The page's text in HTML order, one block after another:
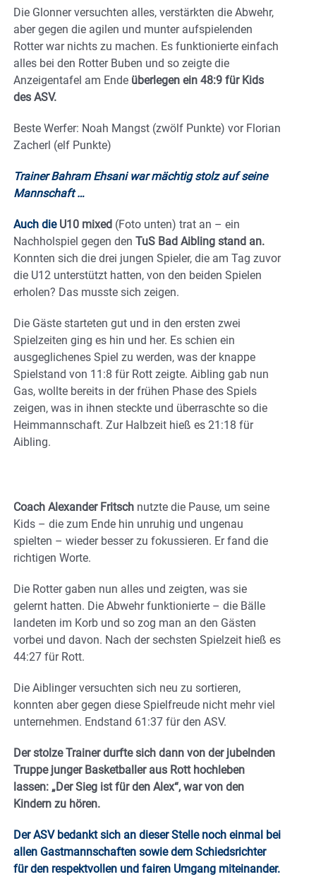
Die Glonner versuchten alles, verstärkten die Abwehr,
aber gegen die agilen und munter aufspielenden
Rotter war nichts zu machen. Es funktionierte einfach
alles bei den Rotter Buben und so zeigte die
Anzeigentafel am Ende überlegen ein 48:9 für Kids
des ASV.
Beste Werfer: Noah Mangst (zwölf Punkte) vor Florian
Zacherl (elf Punkte)
Trainer Bahram Ehsani war mächtig stolz auf seine
Mannschaft …
Auch die U10 mixed (Foto unten) trat an – ein
Nachholspiel gegen den TuS Bad Aibling stand an.
Konnten sich die drei jungen Spieler, die am Tag zuvor
die U12 unterstützt hatten, von den beiden Spielen
erholen? Das musste sich zeigen.
Die Gäste starteten gut und in den ersten zwei
Spielzeiten ging es hin und her. Es schien ein
ausgeglichenes Spiel zu werden, was der knappe
Spielstand von 11:8 für Rott zeigte. Aibling gab nun
Gas, wollte bereits in der frühen Phase des Spiels
zeigen, was in ihnen steckte und überraschte so die
Heimmannschaft. Zur Halbzeit hieß es 21:18 für
Aibling.
Coach Alexander Fritsch nutzte die Pause, um seine
Kids – die zum Ende hin unruhig und ungenau
spielten – wieder besser zu fokussieren. Er fand die
richtigen Worte.
Die Rotter gaben nun alles und zeigten, was sie
gelernt hatten. Die Abwehr funktionierte – die Bälle
landeten im Korb und so zog man an den Gästen
vorbei und davon. Nach der sechsten Spielzeit hieß es
44:27 für Rott.
Die Aiblinger versuchten sich neu zu sortieren,
konnten aber gegen diese Spielfreude nicht mehr viel
unternehmen. Endstand 61:37 für den ASV.
Der stolze Trainer durfte sich dann von der jubelnden
Truppe junger Basketballer aus Rott hochleben
lassen: „Der Sieg ist für den Alex“, war von den
Kindern zu hören.
Der ASV bedankt sich an dieser Stelle noch einmal bei
allen Gastmannschaften sowie dem Schiedsrichter
für den respektvollen und fairen Umgang miteinander.